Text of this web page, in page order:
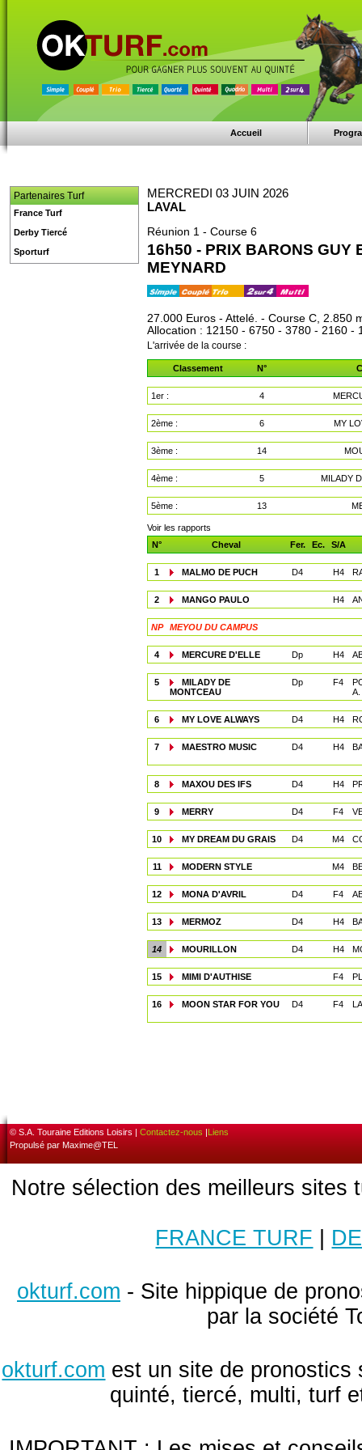
Accueil
MERCREDI 03 JUIN 2026
LAVAL
Réunion 1 - Course 6
16h50 - PRIX BARONS GUY
MEYNARD
27.000 Euros - Attelé. - Course C, 2.850
Allocation : 12150 - 6750 - 3780 - 2160 -
L'arrivée de la course :
Classement N°
1er : 4
2ème : 6 MY
3ème : 14
4ème : 5 MILADY
5ème : 13
Voir les rapports
N°
Cheval Fer. Ec. S/A
1 MALMO DE PUCH D4 H4
2 MANGO PAULO H4
NP MEYOU DU CAMPUS
4 MERCURE D'ELLE Dp H4
5
MILADY DE
MONTCEAU
Dp F4
A.
6 MY LOVE ALWAYS D4 H4
7 MAESTRO MUSIC D4 H4
8 MAXOU DES IFS D4 H4
9 MERRY D4 F4
10 MY DREAM DU GRAIS D4 M4
11 MODERN STYLE M4
12 MONA D'AVRIL D4 F4
13 MERMOZ D4 H4
14 MOURILLON D4 H4
15 MIMI D'AUTHISE F4
16 MOON STAR FOR YOU D4 F4
Partenaires Turf
France Turf
Derby Tiercé
Sporturf
© S.A. Touraine Editions Loisirs | Contactez-nous |Liens
Propulsé par Maxime@TEL
Notre sélection des meilleurs sites
FRANCE TURF
okturf.com - Site hippique de
par la société
okturf.com est un site de pronostics
quinté, tiercé, multi, turf